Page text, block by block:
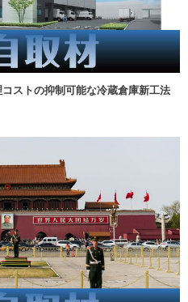
ストの抑制可能な冷蔵倉庫新工法